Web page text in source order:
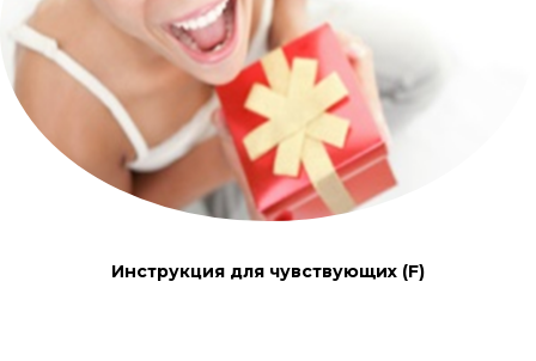
Инструкция для чувствующих (F)